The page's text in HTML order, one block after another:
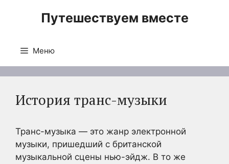
Путешествуем вместе
Меню
История транс-музыки
Транс-музыка — это жанр электронной
музыки, пришедший с британской
музыкальной сцены нью-эйдж. В то же